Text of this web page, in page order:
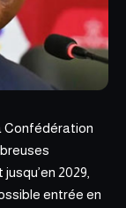
Confédération
2029,
entrée en